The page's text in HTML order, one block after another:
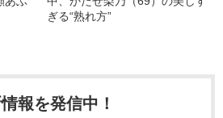
ぎる“熟れ方”
報を発信中！